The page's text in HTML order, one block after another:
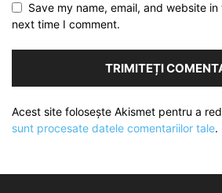
Save my name, email, and website
next time I comment.
Acest site folosește Akismet pentru a
sunt procesate datele comentariilor tale.